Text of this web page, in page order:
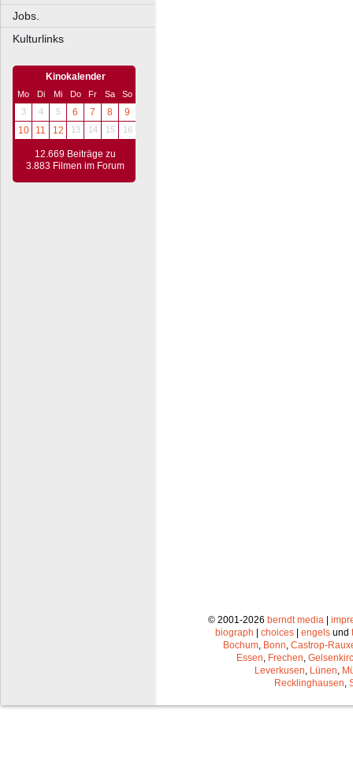
Jobs.
Kulturlinks
Kinokalender
Mo Di Mi Do Fr Sa
So
3
4 5 6 7 8
9
10
11 12 13 14 15 16
12.669 Beiträge zu
3.883 Filmen im Forum
© 2001-2026 berndt media |
biograph | choices | engels und
Bochum Bonn Castrop-
Essen Frechen
Leverkusen Lünen
Recklinghausen